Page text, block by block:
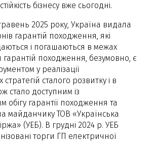
бізнесу вже сьогодні.
2025 року, Україна видала
гарантій походження, які
і погашаються в межах
гарантій походження, безумовно, є
у реалізації
сталого розвитку і в
стало доступним із
гарантії походження та
майданчику ТОВ «Українська
(УЕБ). В грудні 2024 р. УЕБ
торги ГП електричної